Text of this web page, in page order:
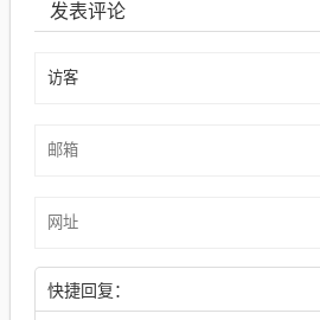
发表评论
快捷回复：